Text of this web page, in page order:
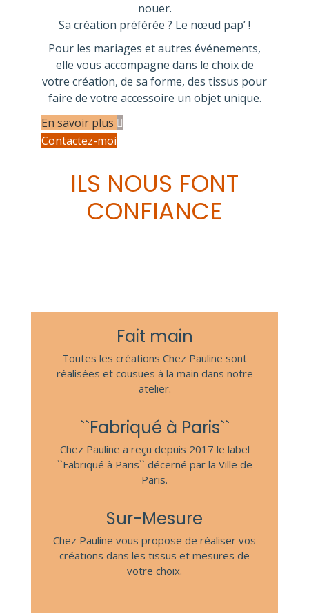
nouer.
Sa création préférée ? Le nœud pap’ !
Pour les mariages et autres événements,
elle vous accompagne dans le choix de
votre création, de sa forme, des tissus pour
faire de votre accessoire un objet unique.
En savoir plus
Contactez-moi
ILS NOUS FONT
CONFIANCE
Fait main
Toutes les créations Chez Pauline sont
réalisées et cousues à la main dans notre
atelier.
``Fabriqué à Paris``
Chez Pauline a reçu depuis 2017 le label
``Fabriqué à Paris`` décerné par la Ville de
Paris.
Sur-Mesure
Chez Pauline vous propose de réaliser vos
créations dans les tissus et mesures de
votre choix.